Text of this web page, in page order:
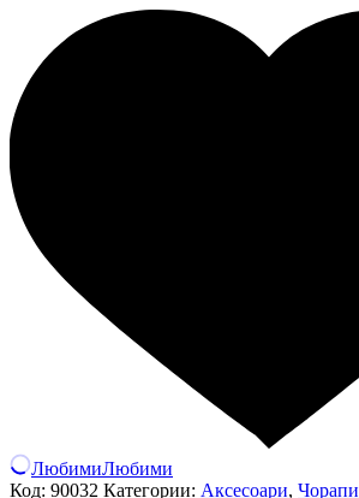
ЛюбимиЛюбими
Код: 90032 Категории: Аксесоари, Чорапи